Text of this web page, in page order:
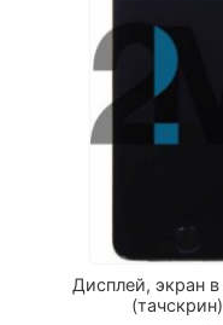
Дисплей, экран